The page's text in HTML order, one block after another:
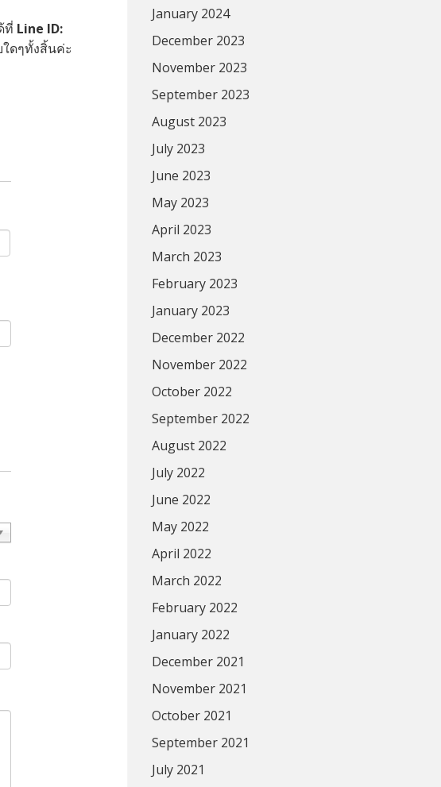
ที่ Line ID:
ดๆทั้งสิ้นค่ะ
January 2024
December 2023
November 2023
September 2023
August 2023
July 2023
June 2023
May 2023
April 2023
March 2023
February 2023
January 2023
December 2022
November 2022
October 2022
September 2022
August 2022
July 2022
June 2022
May 2022
April 2022
March 2022
February 2022
January 2022
December 2021
November 2021
October 2021
September 2021
July 2021